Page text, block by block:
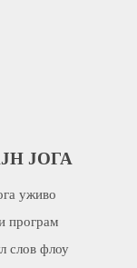
ЈОГА
уживо
програм
слов флоу